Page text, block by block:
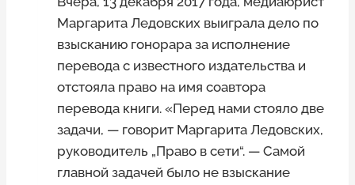
Маргарита Ледовских выиграла дело по
взысканию гонорара за исполнение
перевода с известного издательства и
отстояла право на имя соавтора
перевода книги. «Перед нами стояло две
задачи, — говорит Маргарита Ледовских,
руководитель „Право в сети“. — Самой
главной задачей было не взыскание